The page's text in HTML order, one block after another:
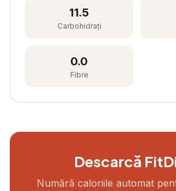
11.5
Carbohidrați
0.0
Fibre
Descarcă
Numără caloriile automat